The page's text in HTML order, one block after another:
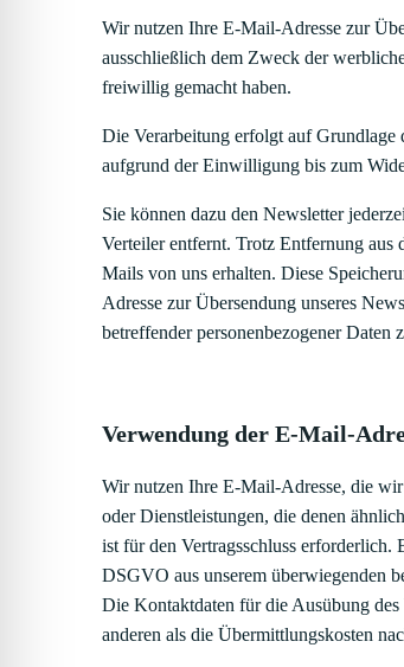
Wir nutzen Ihre E-Mail-Adresse zur
ausschließlich dem Zweck der
freiwillig gemacht haben.
Die Verarbeitung erfolgt auf
aufgrund der Einwilligung bis zum
Sie können dazu den Newsletter
Verteiler entfernt. Trotz Entfernung
Mails von uns erhalten. Diese
Adresse zur Übersendung unseres
betreffender personenbezogener Daten
Verwendung der E-Mail-
Wir nutzen Ihre E-Mail-Adresse, die
oder Dienstleistungen, die denen
ist für den Vertragsschluss
DSGVO aus unserem überwiegenden
Die Kontaktdaten für die Ausübung
anderen als die Übermittlungskosten